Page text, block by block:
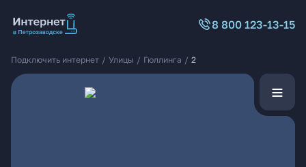
8 800 123-13-15
Подключить интернет / Улицы / Гюллинга / 2